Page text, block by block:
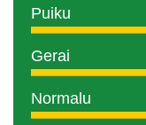
Puiku
Gerai
Normalu